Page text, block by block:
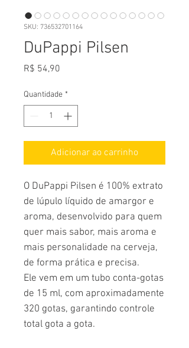
SKU: 736532701164
DuPappi Pilsen
R$ 54,90
Quantidade *
Adicionar ao carrinho
O DuPappi Pilsen é 100% extrato
de lúpulo líquido de amargor e
aroma, desenvolvido para quem
quer mais sabor, mais aroma e
mais personalidade na cerveja,
de forma prática e precisa.
Ele vem em um tubo conta-gotas
de 15 ml, com aproximadamente
320 gotas, garantindo controle
total gota a gota.